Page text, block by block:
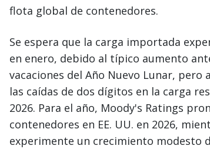
flota global de contenedores.
Se espera que la carga importada
en enero, debido al típico aumento
vacaciones del Año Nuevo Lunar, pero
las caídas de dos dígitos en la carga
2026. Para el año, Moody's Ratings
contenedores en EE. UU. en 2026,
experimente un crecimiento modesto